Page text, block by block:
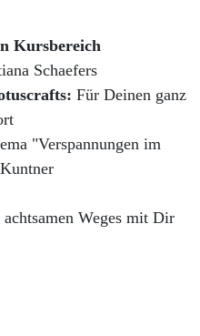
Kursbereich
Schaefers
: Für Deinen ganz
"Verspannungen im
Weges mit Dir